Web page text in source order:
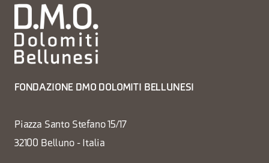
FONDAZIONE DMO DOLOMITI BELLUNESI
Piazza Santo Stefano 15/17
32100 Belluno - Italia